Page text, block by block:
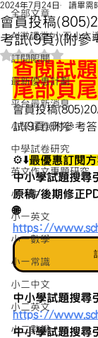
全部文章
AI微課堂(小五小六
訂閱限閱
最新優惠計劃
平台最新消息
小學試卷研究
中學試卷研究
英文作文專題研究
小一中文
小一英文
小一數學
小一常識
小二中文
小二英文
小二數學
會員投稿
考試(9頁)(附參
2024年7月24日 讀畢需
評等為 NaN（
查閱試
尾部頁
會員投稿
試(9頁)(附參考
⚙️⬇️最優惠訂閱
中小學試題搜尋
原稿/後期修正
🌐
https://
中小學試題搜尋
https://
中小學試題搜尋